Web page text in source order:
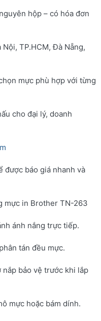
hộp – có hóa đơn
TP.HCM, Đà Nẵng,
mực phù hợp với từng
cho đại lý, doanh
được báo giá nhanh và
mực in Brother TN-263
ánh nắng trực tiếp.
tán đều mực.
bảo vệ trước khi lắp
mực hoặc bám dính.